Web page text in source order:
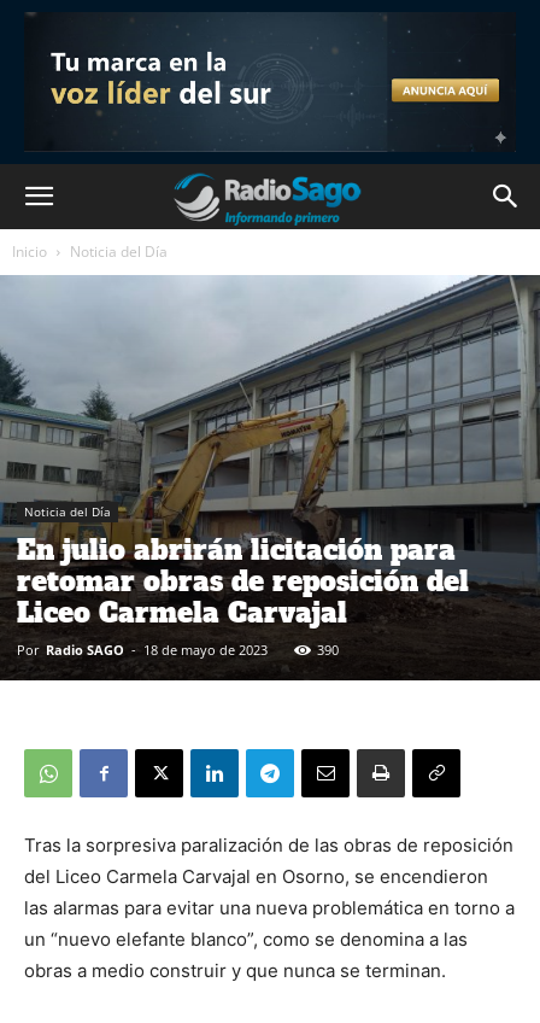
Inicio Noticia del Día
Noticia del Día
En julio abrirán licitación para
retomar obras de reposición del
Liceo Carmela Carvajal
Por Radio SAGO - 18 de mayo de 2023 390
Tras la sorpresiva paralización de las obras de reposición
del Liceo Carmela Carvajal en Osorno, se encendieron
las alarmas para evitar una nueva problemática en torno a
un “nuevo elefante blanco”, como se denomina a las
obras a medio construir y que nunca se terminan.